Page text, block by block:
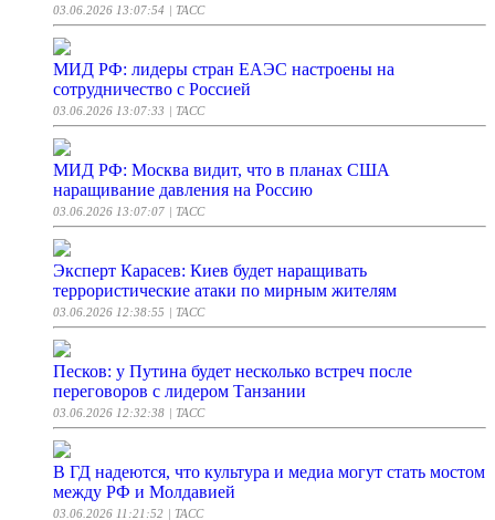
03.06.2026 13:07:54 | ТАСС
МИД РФ: лидеры стран ЕАЭС настроены на
сотрудничество с Россией
03.06.2026 13:07:33 | ТАСС
МИД РФ: Москва видит, что в планах США
наращивание давления на Россию
03.06.2026 13:07:07 | ТАСС
Эксперт Карасев: Киев будет наращивать
террористические атаки по мирным жителям
03.06.2026 12:38:55 | ТАСС
Песков: у Путина будет несколько встреч после
переговоров с лидером Танзании
03.06.2026 12:32:38 | ТАСС
В ГД надеются, что культура и медиа могут стать мостом
между РФ и Молдавией
03.06.2026 11:21:52 | ТАСС